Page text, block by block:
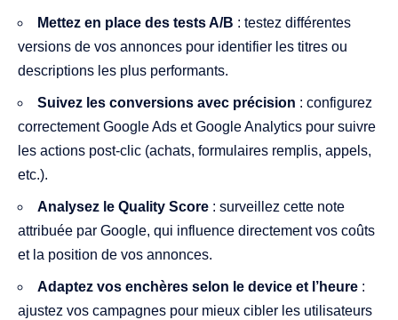
Mettez en place des tests A/B : testez différentes
versions de vos annonces pour identifier les titres ou
descriptions les plus performants.
Suivez les conversions avec précision : configurez
correctement Google Ads et Google Analytics pour suivre
les actions post-clic (achats, formulaires remplis, appels,
etc.).
Analysez le Quality Score : surveillez cette note
attribuée par Google, qui influence directement vos coûts
et la position de vos annonces.
Adaptez vos enchères selon le device et l’heure :
ajustez vos campagnes pour mieux cibler les utilisateurs